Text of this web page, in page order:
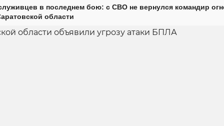
в последнем бою: с СВО не вернулся командир
области